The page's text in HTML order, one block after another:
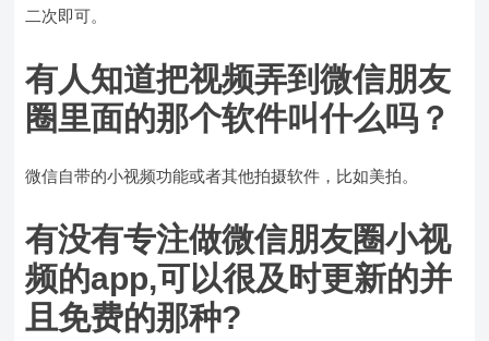
二次即可。
有人知道把视频弄到微信朋友
圈里面的那个软件叫什么吗？
微信自带的小视频功能或者其他拍摄软件，比如美拍。
有没有专注做微信朋友圈小视
频的app,可以很及时更新的并
且免费的那种?